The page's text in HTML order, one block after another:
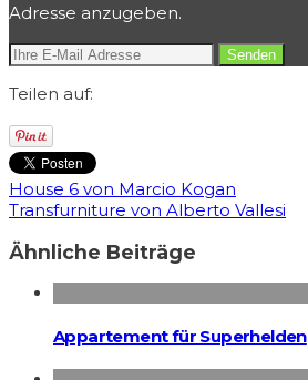
Adresse anzugeben.
Teilen auf:
House 6 von Marcio Kogan
Transfurniture von Alberto Vallesi
Ähnliche Beiträge
Appartement für Superhelden